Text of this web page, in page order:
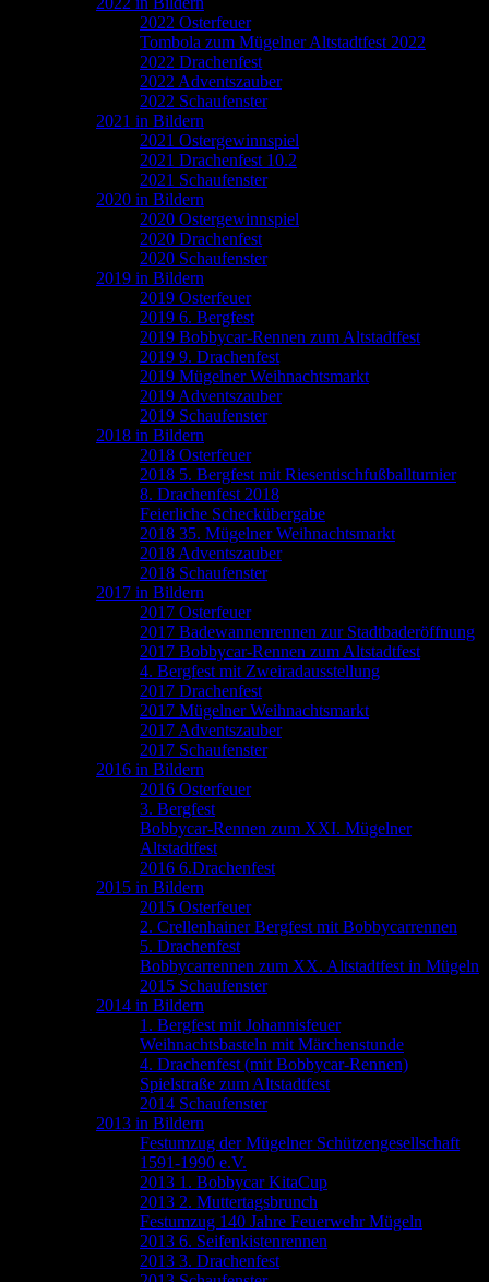
2022 Osterfeuer
Tombola zum Mügelner Altstadtfest 2022
2022 Drachenfest
2022 Adventszauber
2022 Schaufenster
2021 in Bildern
2021 Ostergewinnspiel
2021 Drachenfest 10.2
2021 Schaufenster
2020 in Bildern
2020 Ostergewinnspiel
2020 Drachenfest
2020 Schaufenster
2019 in Bildern
2019 Osterfeuer
2019 6. Bergfest
2019 Bobbycar-Rennen zum Altstadtfest
2019 9. Drachenfest
2019 Mügelner Weihnachtsmarkt
2019 Adventszauber
2019 Schaufenster
2018 in Bildern
2018 Osterfeuer
2018 5. Bergfest mit Riesentischfußballturnier
8. Drachenfest 2018
Feierliche Scheckübergabe
2018 35. Mügelner Weihnachtsmarkt
2018 Adventszauber
2018 Schaufenster
2017 in Bildern
2017 Osterfeuer
2017 Badewannenrennen zur Stadtbaderöffnung
2017 Bobbycar-Rennen zum Altstadtfest
4. Bergfest mit Zweiradausstellung
2017 Drachenfest
2017 Mügelner Weihnachtsmarkt
2017 Adventszauber
2017 Schaufenster
2016 in Bildern
2016 Osterfeuer
3. Bergfest
Bobbycar-Rennen zum XXI. Mügelner
Altstadtfest
2016 6.Drachenfest
2015 in Bildern
2015 Osterfeuer
2. Crellenhainer Bergfest mit Bobbycarrennen
5. Drachenfest
Bobbycarrennen zum XX. Altstadtfest in Mügeln
2015 Schaufenster
2014 in Bildern
1. Bergfest mit Johannisfeuer
Weihnachtsbasteln mit Märchenstunde
4. Drachenfest (mit Bobbycar-Rennen)
Spielstraße zum Altstadtfest
2014 Schaufenster
2013 in Bildern
Festumzug der Mügelner Schützengesellschaft
1591-1990 e.V.
2013 1. Bobbycar KitaCup
2013 2. Muttertagsbrunch
Festumzug 140 Jahre Feuerwehr Mügeln
2013 6. Seifenkistenrennen
2013 3. Drachenfest